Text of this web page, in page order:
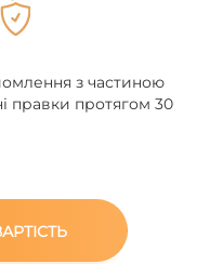
з частиною
правки протягом 30